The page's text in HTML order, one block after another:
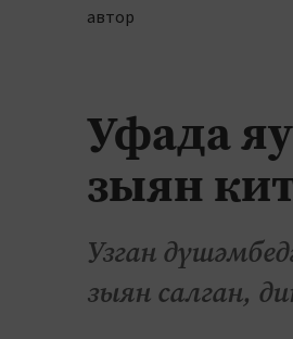
автор
Уфада
зыян
Узган
зыян салган,